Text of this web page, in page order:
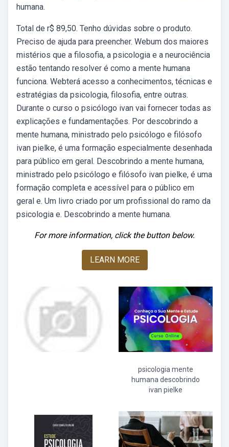
humana.
Total de r$ 89,50. Tenho dúvidas sobre o produto.
Preciso de ajuda para preencher. Webum dos maiores
mistérios que a filosofia, a psicologia e a neurociência
estão tentando resolver é como a mente humana
funciona. Webterá acesso a conhecimentos, técnicas e
estratégias da psicologia, filosofia, entre outras.
Durante o curso o psicólogo ivan vai fornecer todas as
explicações e fundamentações. Por descobrindo a
mente humana, ministrado pelo psicólogo e filósofo
ivan pielke, é uma formação especialmente desenhada
para público em geral. Descobrindo a mente humana,
ministrado pelo psicólogo e filósofo ivan pielke, é uma
formação completa e acessível para o público em
geral e. Um livro criado por um profissional do ramo da
psicologia e. Descobrindo a mente humana.
For more information, click the button below.
LEARN MORE
psicologia mente
humana descobrindo
ivan pielke